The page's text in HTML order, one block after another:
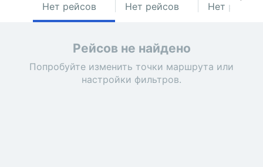
Нет рейсов Нет рейсов Нет рейсов
Рейсов не найдено
Попробуйте изменить точки маршрута или
настройки фильтров.